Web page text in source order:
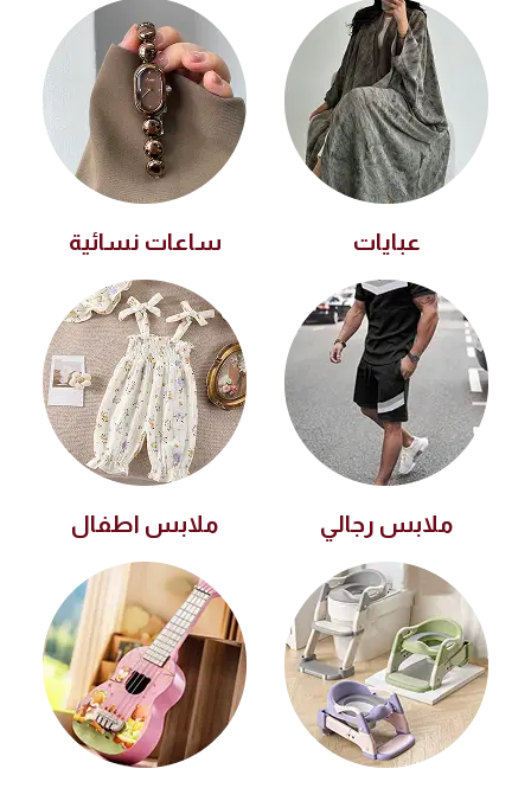
عبايات ساعات نسائية
ملابس رجالي ملابس اطفال